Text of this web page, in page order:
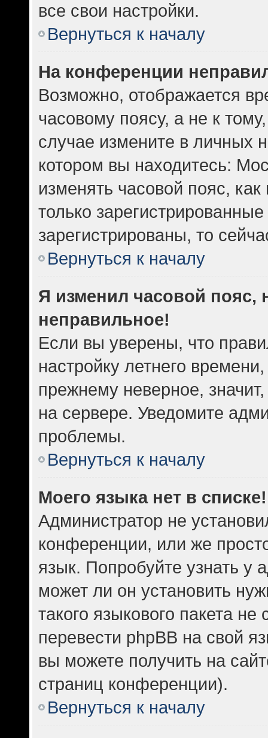
все свои настройки.
Вернуться к началу
На конференции
Возможно, отображается
часовому поясу, а не к
случае измените в личных
котором вы находитесь:
изменять часовой пояс,
только
зарегистрированы, то
Вернуться к началу
Я изменил часовой пояс,
неправильное!
Если вы уверены, что
настройку летнего
прежнему неверное,
на сервере. Уведомите
проблемы.
Вернуться к началу
Моего языка нет в списке!
Администратор не
конференции, или же
язык. Попробуйте узнать у
может ли он установить
такого языкового пакета
перевести phpBB на свой
вы можете получить на
страниц конференции).
Вернуться к началу